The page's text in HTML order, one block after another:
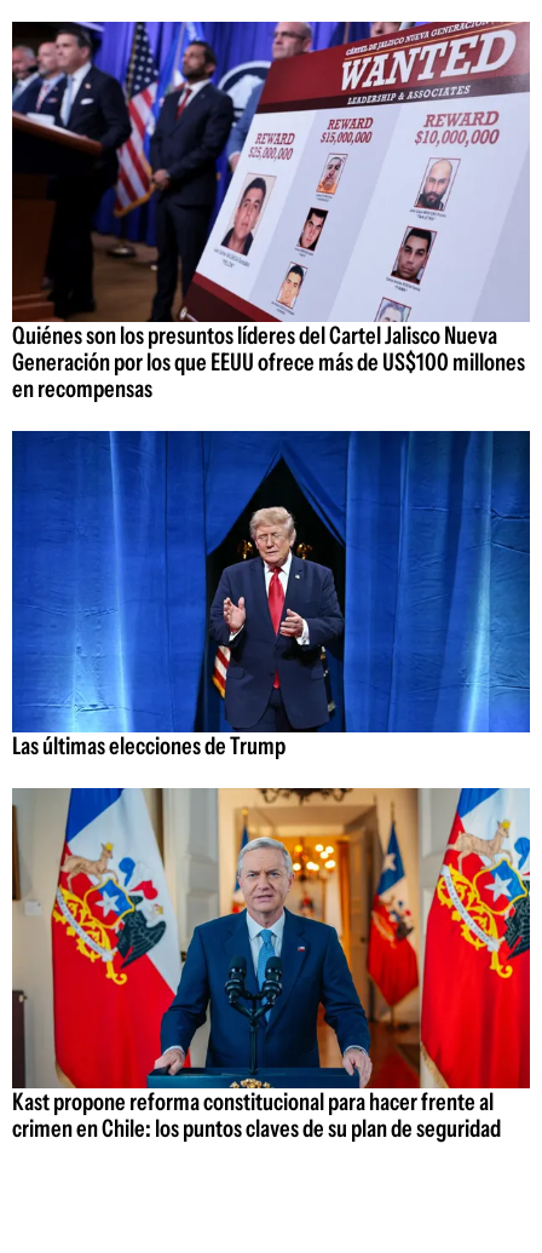
Quiénes son los presuntos líderes del Cartel Jalisco Nueva
Generación por los que EEUU ofrece más de US$100 millones
en recompensas
Las últimas elecciones de Trump
Kast propone reforma constitucional para hacer frente al
crimen en Chile: los puntos claves de su plan de seguridad